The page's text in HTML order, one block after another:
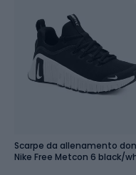
Scarpe da allenamento
Nike Free Metcon 6 black/